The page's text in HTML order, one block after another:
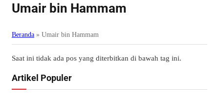
Umair bin Hammam
Beranda » Umair bin Hammam
Saat ini tidak ada pos yang diterbitkan di bawah tag ini.
Artikel Populer